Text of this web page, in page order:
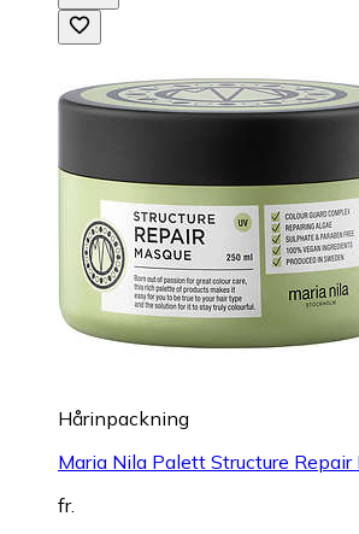
Hårinpackning
Maria Nila Palett Structure
fr.